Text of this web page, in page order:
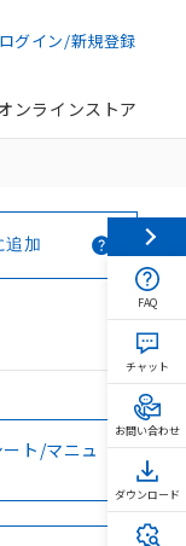
ログイン/新規登録
ンラインストア
追加
ト/マニュ
FAQ
チャット
お問い合わせ
ダウンロード